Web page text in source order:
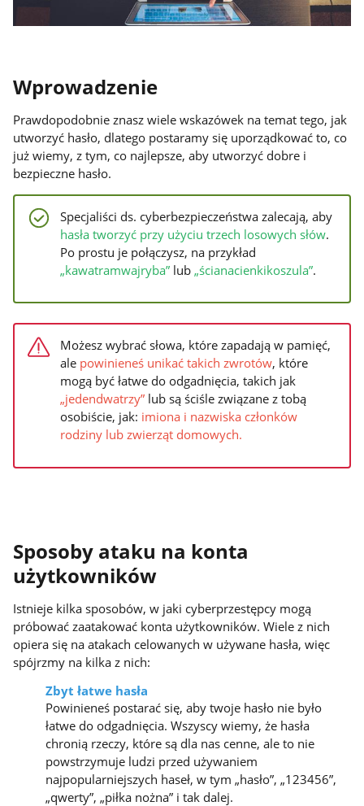
Wprowadzenie
Prawdopodobnie znasz wiele wskazówek na temat tego, jak
utworzyć hasło, dlatego postaramy się uporządkować to, co
już wiemy, z tym, co najlepsze, aby utworzyć dobre i
bezpieczne hasło.
Specjaliści ds. cyberbezpieczeństwa zalecają, aby
hasła tworzyć przy użyciu trzech losowych słów.
Po prostu je połączysz, na przykład
„kawatramwajryba” lub„ścianacienkikoszula”.
Możesz wybrać słowa, które zapadają w pamięć,
ale powinieneś unikać takich zwrotów, które
mogą być łatwe do odgadnięcia, takich jak
„jedendwatrzy” lub są ściśle związane z tobą
osobiście, jak: imiona i nazwiska członków
rodziny lub zwierząt domowych.
Sposoby ataku na konta
użytkowników
Istnieje kilka sposobów, w jaki cyberprzestępcy mogą
próbować zaatakować konta użytkowników. Wiele z nich
opiera się na atakach celowanych w używane hasła, więc
spójrzmy na kilka z nich:
Zbyt łatwe hasła
Powinieneś postarać się, aby twoje hasło nie było
łatwe do odgadnięcia. Wszyscy wiemy, że hasła
chronią rzeczy, które są dla nas cenne, ale to nie
powstrzymuje ludzi przed używaniem
najpopularniejszych haseł, w tym „hasło”, „123456”,
„qwerty”, „piłka nożna” i tak dalej.